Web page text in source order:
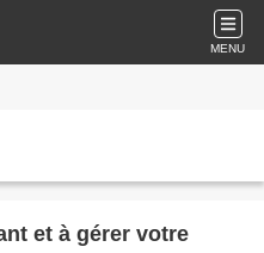
MENU
et à gérer votre